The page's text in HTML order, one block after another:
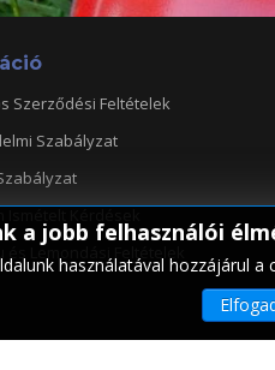
Szerződési Feltételek
Szabályzat
és Lemondási Feltételek
a jobb felhasználói
használatával hozzájárul a